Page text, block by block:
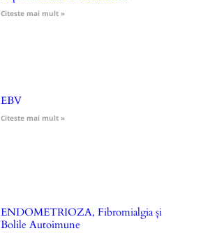
Citeste mai mult »
EBV
Citeste mai mult »
ENDOMETRIOZA, Fibromialgia și
Bolile Autoimune